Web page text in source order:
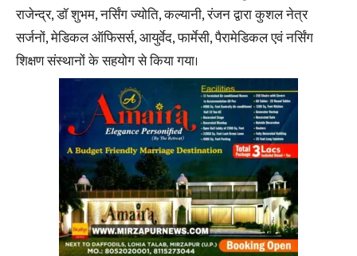
राजेन्द्र, डॉ शुभम, नर्सिंग ज्योति, कल्यानी, रंजन द्वारा कुशल नेत्र
सर्जनों, मेडिकल ऑफिसर्स, आयुर्वेद, फार्मेसी, पैरामेडिकल एवं नर्सिंग
शिक्षण संस्थानों के सहयोग से किया गया।